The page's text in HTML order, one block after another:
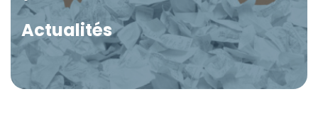
Actualités